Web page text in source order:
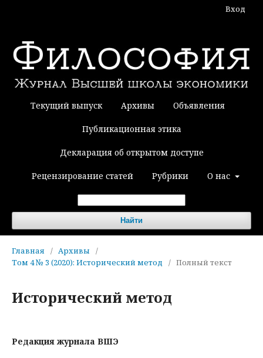
Текущий выпуск Архивы Объявления
Публикационная этика
Декларация об открытом доступе
Рецензирование статей Рубрики О нас
Найти
Вход
Главная / Архивы
/
Том 4 № 3 (2020): Исторический метод
/ Полный текст
Исторический метод
Редакция журнала ВШЭ